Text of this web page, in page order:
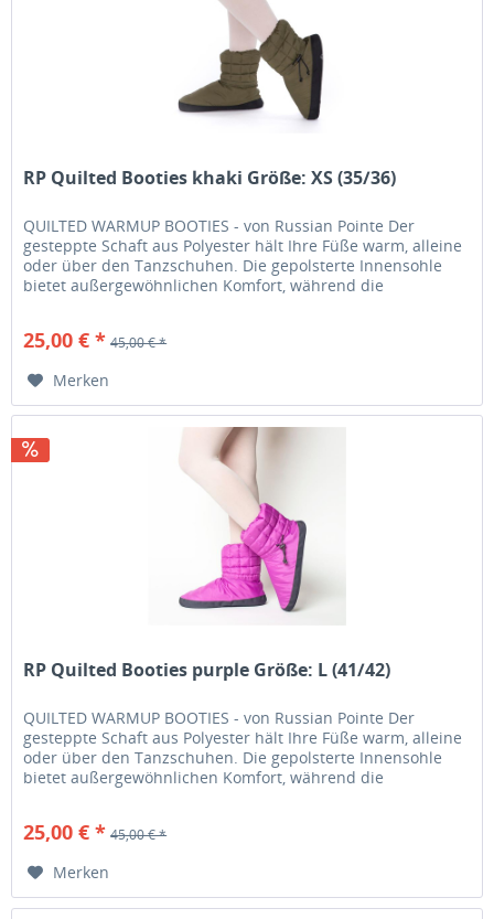
RP Quilted Booties khaki Größe: XS (35/36)
QUILTED WARMUP BOOTIES - von Russian Pointe Der
gesteppte Schaft aus Polyester hält Ihre Füße warm, alleine
oder über den Tanzschuhen. Die gepolsterte Innensohle
bietet außergewöhnlichen Komfort, während die
25,00 € * 45,00 € *
Merken
RP Quilted Booties purple Größe: L (41/42)
QUILTED WARMUP BOOTIES - von Russian Pointe Der
gesteppte Schaft aus Polyester hält Ihre Füße warm, alleine
oder über den Tanzschuhen. Die gepolsterte Innensohle
bietet außergewöhnlichen Komfort, während die
25,00 € * 45,00 € *
Merken